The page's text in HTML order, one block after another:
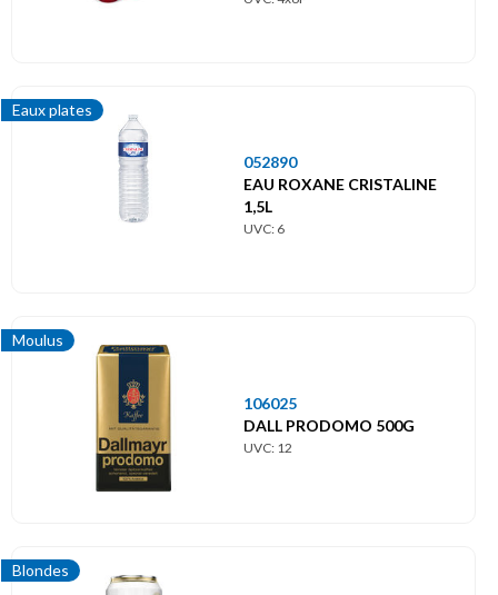
Eaux plates
052890
EAU ROXANE CRISTALINE
1,5L
UVC: 6
Moulus
106025
DALL PRODOMO 500G
UVC: 12
Blondes